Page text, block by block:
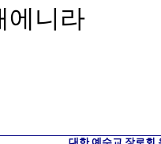
에니라